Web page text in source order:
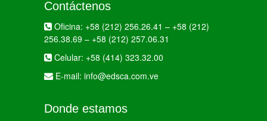
Contáctenos
Oficina: +58 (212) 256.26.41 – +58 (212)
256.38.69 – +58 (212) 257.06.31
Celular: +58 (414) 323.32.00
E-mail: info@edsca.com.ve
Donde estamos